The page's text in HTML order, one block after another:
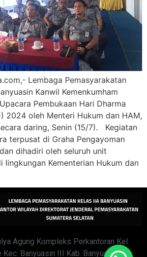
Lembaga Pemasyarakatan
Kanwil Kemenkumham
Pembukaan Hari Dharma
2024 oleh Menteri Hukum dan HAM,
daring, Senin (15/7). Kegiatan
terpusat di Graha Pengayoman
dihadiri oleh seluruh unit
lingkungan Kementerian Hukum dan
Agung Kompleks Perkantoran Kel.
Kec. Banyuasin III Kab. Banyuasin